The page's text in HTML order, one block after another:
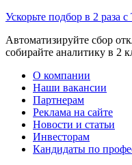
Ускорьте подбор в 2 раза
Автоматизируйте сбор
собирайте аналитику в 2
О компании
Наши вакансии
Партнерам
Реклама на сайте
Новости и статьи
Инвесторам
Кандидаты по